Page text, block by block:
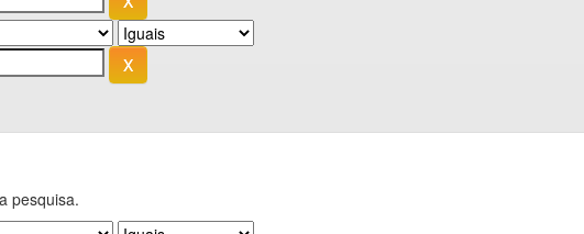
pesquisa.